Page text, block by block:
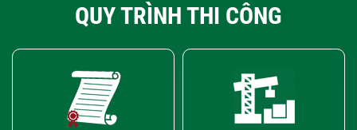
QUY TRÌNH THI CÔNG